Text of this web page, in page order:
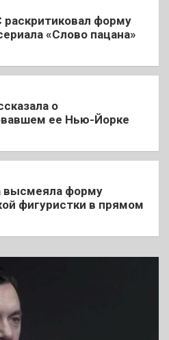
раскритиковал форму
«Слово пацана»
о
ее Нью-Йорке
высмеяла форму
фигуристки в прямом